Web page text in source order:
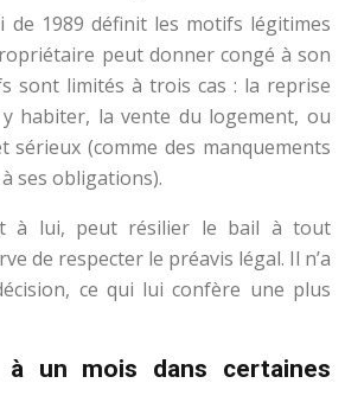
de 1989 définit les motifs légitimes
peut donner congé à son
sont limités à trois cas : la reprise
habiter, la vente du logement, ou
(comme des manquements
ses obligations).
à lui, peut résilier le bail à tout
de respecter le préavis légal. Il n’a
ce qui lui confère une plus
à un mois dans certaines